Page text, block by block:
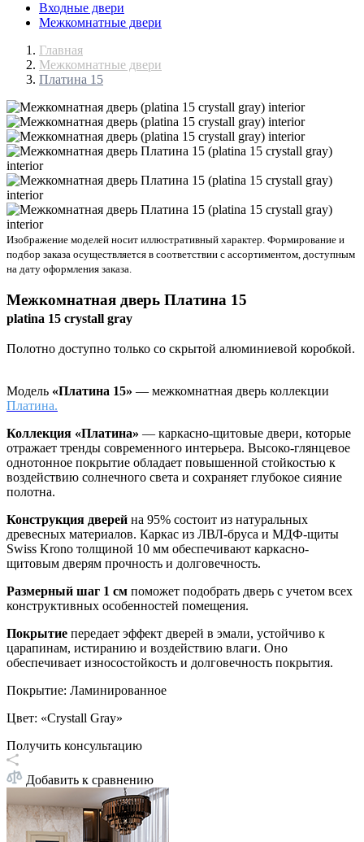
Входные двери
Межкомнатные двери
Главная
Межкомнатные двери
Платина 15
Изображение моделей носит иллюстративный характер. Формирование и
подбор заказа осуществляется в соответствии с ассортиментом, доступным
на дату оформления заказа.
Межкомнатная дверь Платина 15
platina 15 crystall gray
Полотно доступно только со скрытой алюминиевой коробкой.
Модель «Платина 15» — межкомнатная дверь коллекции
Платина.
Коллекция «Платина» — каркасно-щитовые двери, которые
отражает тренды современного интерьера. Высоко-глянцевое
однотонное покрытие обладает повышенной стойкостью к
воздействию солнечного света и сохраняет глубокое сияние
полотна.
Конструкция дверей на 95% состоит из натуральных
древесных материалов. Каркас из ЛВЛ-бруса и МДФ-щиты
Swiss Krono толщиной 10 мм обеспечивают каркасно-
щитовым дверям прочность и долговечность.
Размерный шаг 1 см поможет подобрать дверь с учетом всех
конструктивных особенностей помещения.
Покрытие передает эффект дверей в эмали, устойчиво к
царапинам, истиранию и воздействию влаги. Оно
обеспечивает износостойкость и долговечность покрытия.
Покрытие: Ламинированное
Цвет: «Crystall Gray»
Получить консультацию
Добавить к сравнению